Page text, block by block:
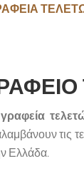
γραφεία
τις
Ελλάδα.